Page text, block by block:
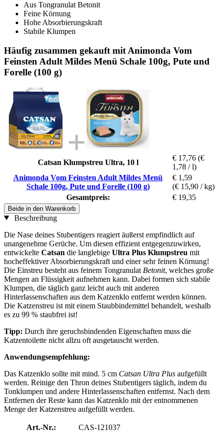
Aus Tongranulat Betonit
Feine Körnung
Hohe Absorbierungskraft
Stabile Klumpen
Häufig zusammen gekauft mit Animonda Vom
Feinsten Adult Mildes Menü Schale 100g, Pute und
Forelle (100 g)
Catsan Klumpstreu Ultra, 10 l
€ 17,76 (€
1,78 / l)
Animonda Vom Feinsten Adult Mildes Menü
Schale 100g, Pute und Forelle (100 g)
€ 1,59
(€ 15,90 / kg)
Gesamtpreis:
€ 19,35
Beide in den Warenkorb
Beschreibung
Die Nase deines Stubentigers reagiert äußerst empfindlich auf
unangenehme Gerüche. Um diesen effizient entgegenzuwirken,
entwickelte Catsan die langlebige Ultra Plus Klumpstreu mit
hocheffektiver Absorbierungskraft und einer sehr feinen Körnung!
Die Einstreu besteht aus feinem Tongranulat Betonit, welches große
Mengen an Flüssigkeit aufnehmen kann. Dabei formen sich stabile
Klumpen, die täglich ganz leicht auch mit anderen
Hinterlassenschaften aus dem Katzenklo entfernt werden können.
Die Katzenstreu ist mit einem Staubbindemittel behandelt, weshalb
es zu 99 % staubfrei ist!
Tipp: Durch ihre geruchsbindenden Eigenschaften muss die
Katzentoilette nicht allzu oft ausgetauscht werden.
Anwendungsempfehlung:
Das Katzenklo sollte mit mind. 5 cm Catsan Ultra Plus aufgefüllt
werden. Reinige den Thron deines Stubentigers täglich, indem du
Tonklumpen und andere Hinterlassenschaften entfernst. Nach dem
Entfernen der Reste kann das Katzenklo mit der entnommenen
Menge der Katzenstreu aufgefüllt werden.
Art.-Nr.:
CAS-121037